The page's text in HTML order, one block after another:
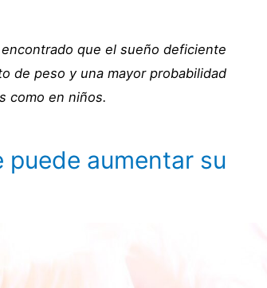
que el sueño deficiente
de peso y una mayor probabilidad
como en niños.
puede aumentar su